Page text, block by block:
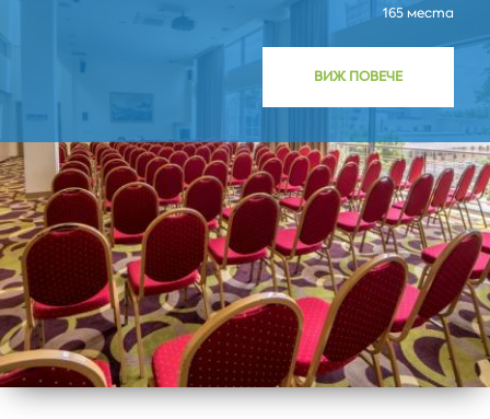
165 места
ВИЖ ПОВЕЧЕ